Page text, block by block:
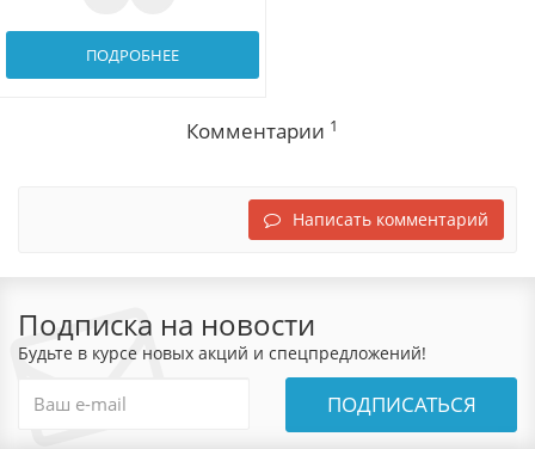
ПОДРОБНЕЕ
Комментарии 1
Написать комментарий
Подписка на новости
Будьте в курсе новых акций и спецпредложений!
ПОДПИСАТЬСЯ